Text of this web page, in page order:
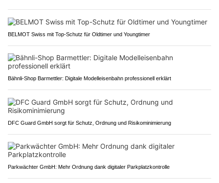
BELMOT Swiss mit Top-Schutz für Oldtimer und Youngtimer
Bähnli-Shop Barmettler: Digitale Modelleisenbahn professionell erklärt
DFC Guard GmbH sorgt für Schutz, Ordnung und Risikominimierung
Parkwächter GmbH: Mehr Ordnung dank digitaler Parkplatzkontrolle